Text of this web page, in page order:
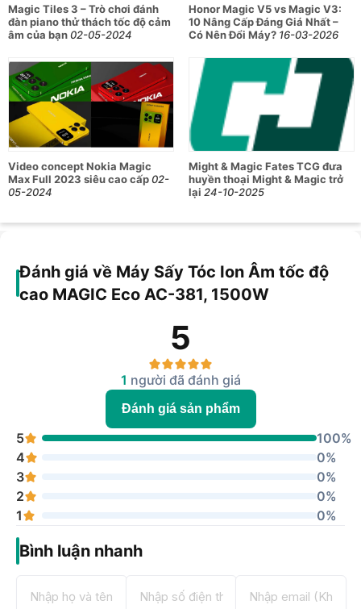
Magic Tiles 3 – Trò chơi đánh
đàn piano thử thách tốc độ cảm
âm của bạn02-05-2024
Honor Magic V5 vs Magic V3:
10 Nâng Cấp Đáng Giá Nhất –
Có Nên Đổi Máy? 16-03-2026
Video concept Nokia Magic
Max Full 2023 siêu cao cấp02-
05-2024
Might & Magic Fates TCG đưa
huyền thoại Might & Magic trở
lại 24-10-2025
Đánh giá về Máy Sấy Tóc Ion Âm tốc độ
cao MAGIC Eco AC-381, 1500W
5
1 người đã đánh giá
Đánh giá sản phẩm
5
100%
4
0%
3
0%
2
0%
1
0%
Bình luận nhanh